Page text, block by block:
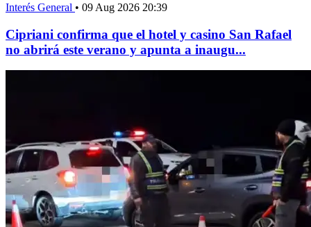
Interés General • 09 Aug 2026 20:39
Cipriani confirma que el hotel y casino San Rafael
no abrirá este verano y apunta a inaugu...